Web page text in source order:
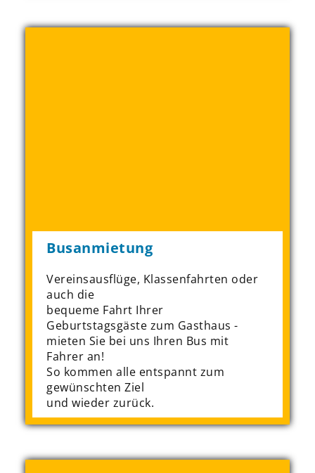
Busanmietung
Vereinsausflüge, Klassenfahrten oder
auch die
bequeme Fahrt Ihrer
Geburtstagsgäste zum Gasthaus -
mieten Sie bei uns Ihren Bus mit
Fahrer an!
So kommen alle entspannt zum
gewünschten Ziel
und wieder zurück.